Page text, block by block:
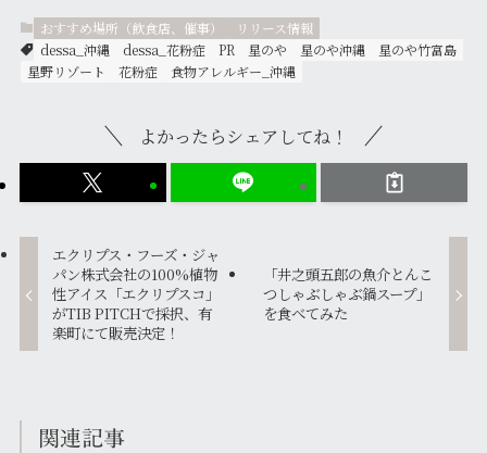
おすすめ場所（飲食店、催事）
リリース情報
dessa_沖縄
dessa_花粉症 PR 星のや 星のや沖縄
星のや竹富島
星野リゾート
花粉症 食物アレルギー_沖縄
よかったらシェアしてね！
エクリプス・フーズ・ジャ
パン株式会社の100%植物
性アイス「エクリプスコ」
がTIB PITCHで採択、有
楽町にて販売決定！
「井之頭五郎の魚介とんこ
つしゃぶしゃぶ鍋スープ」
を食べてみた
関連記事